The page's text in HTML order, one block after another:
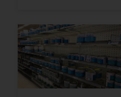
σκληρυντές;